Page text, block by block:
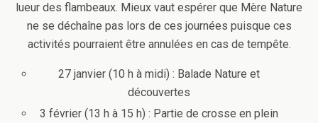
lueur des flambeaux. Mieux vaut espérer que Mère Nature
ne se déchaîne pas lors de ces journées puisque ces
activités pourraient être annulées en cas de tempête.
27 janvier (10 h à midi) : Balade Nature et
découvertes
3 février (13 h à 15 h) : Partie de crosse en plein